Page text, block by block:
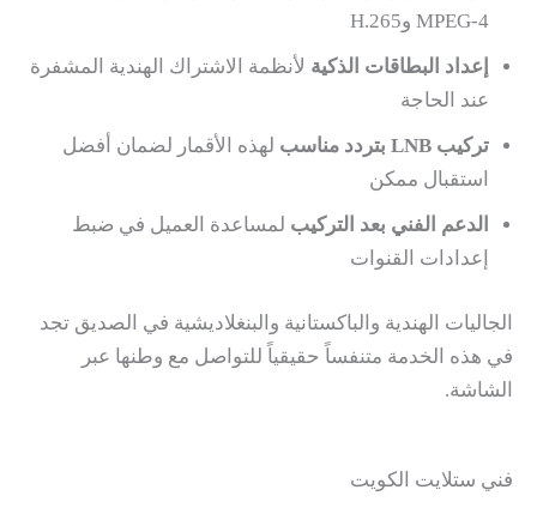
MPEG-4 وH.265
إعداد البطاقات الذكية لأنظمة الاشتراك الهندية المشفرة
عند الحاجة
تركيب LNB بتردد مناسب
لهذه الأقمار لضمان أفضل
استقبال ممكن
الدعم الفني بعد التركيب لمساعدة العميل في ضبط
إعدادات القنوات
الجاليات الهندية والباكستانية والبنغلاديشية في الصديق تجد
في هذه الخدمة متنفساً حقيقياً للتواصل مع وطنها عبر
الشاشة.
فني ستلايت الكويت